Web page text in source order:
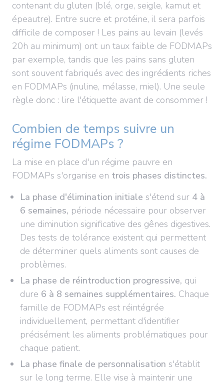
contenant du gluten (blé, orge, seigle, kamut et
épeautre). Entre sucre et protéine, il sera parfois
difficile de composer ! Les pains au levain (levés
20h au minimum) ont un taux faible de FODMAPs
par exemple, tandis que les pains sans gluten
sont souvent fabriqués avec des ingrédients riches
en FODMAPs (inuline, mélasse, miel). Une seule
règle donc : lire l'étiquette avant de consommer !
Combien de temps suivre un
régime FODMAPs ?
La mise en place d'un régime pauvre en
FODMAPs s'organise en trois phases distinctes.
La phase d'élimination initiale s'étend sur 4 à
6 semaines, période nécessaire pour observer
une diminution significative des gênes digestives.
Des tests de tolérance existent qui permettent
de déterminer quels aliments sont causes de
problèmes.
La phase de réintroduction progressive, qui
dure 6 à 8 semaines supplémentaires. Chaque
famille de FODMAPs est réintégrée
individuellement, permettant d'identifier
précisément les aliments problématiques pour
chaque patient.
La phase finale de personnalisation s'établit
sur le long terme. Elle vise à maintenir une